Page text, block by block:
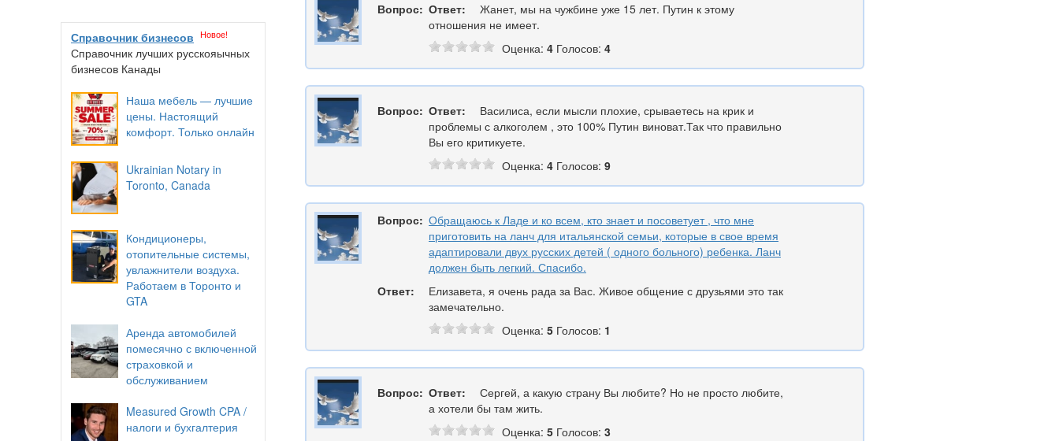
Справочник бизнесов Новое!
Справочник лучших русскояычных
бизнесов Канады
Наша мебель — лучшие
цены. Настоящий
комфорт. Только онлайн
Ukrainian Notary in
Toronto, Canada
Кондиционеры,
отопительные системы,
увлажнители воздуха.
Работаем в Торонто и
GTA
Аренда автомобилей
помесячно с включенной
страховкой и
обслуживанием
Measured Growth CPA /
налоги и бухгалтерия
Вопрос: Ответ:
Жанет, мы на чужбине уже 15 лет. Путин к этому
отношения не имеет.
Оценка: 4 Голосов: 4
Вопрос: Ответ:
Василиса, если мысли плохие, срываетесь на крик и
проблемы с алкоголем , это 100% Путин виноват.Так что правильно
Вы его критикуете.
Оценка: 4 Голосов: 9
Вопрос: Обращаюсь к Ладе и ко всем, кто знает и посоветует , что мне
приготовить на ланч для итальянской семьи, которые в свое время
адаптировали двух русских детей ( одного больного) ребенка. Ланч
должен быть легкий. Спасибо.
Ответ:
Елизавета, я очень рада за Вас. Живое общение с друзьями это так
замечательно.
Оценка: 5 Голосов: 1
Вопрос: Ответ:
Сергей, а какую страну Вы любите? Но не просто любите,
а хотели бы там жить.
Оценка: 5 Голосов: 3